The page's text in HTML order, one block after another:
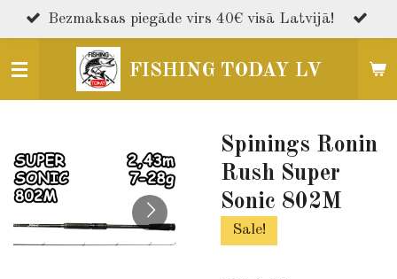
Skip
to
main
FISHING TODAY LV
Bezmaksas piegāde virs 40€ visā Latvijā!
Spinings Ronin
Rush Super
Sonic 802M
Sale!